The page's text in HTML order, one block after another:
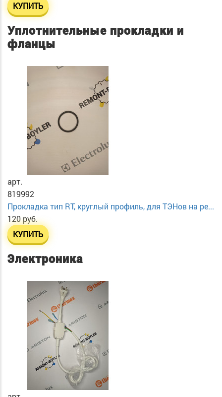
КУПИТЬ
Уплотнительные прокладки и
фланцы
арт.
819992
Прокладка тип RT, круглый профиль, для ТЭНов на ре...
120 руб.
КУПИТЬ
Электроника